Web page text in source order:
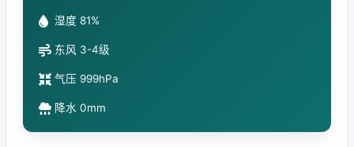
湿度 81%
东风 3-4级
气压 999hPa
降水 0mm